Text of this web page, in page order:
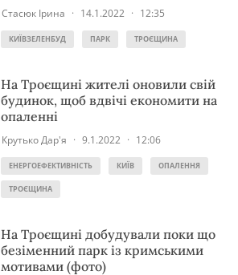
Стасюк Ірина · 14.1.2022 · 12:35
КИЇВЗЕЛЕНБУД ПАРК ТРОЄЩИНА
На Троєщині жителі оновили свій
будинок, щоб вдвічі економити на
опаленні
Крутько Дар'я · 9.1.2022 · 12:06
ЕНЕРГОЕФЕКТИВНІСТЬ КИЇВ ОПАЛЕННЯ
ТРОЄЩИНА
На Троєщині добудували поки що
безіменний парк із кримськими
мотивами (фото)